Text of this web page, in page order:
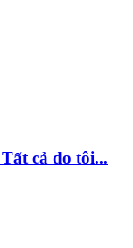
cả do tôi...